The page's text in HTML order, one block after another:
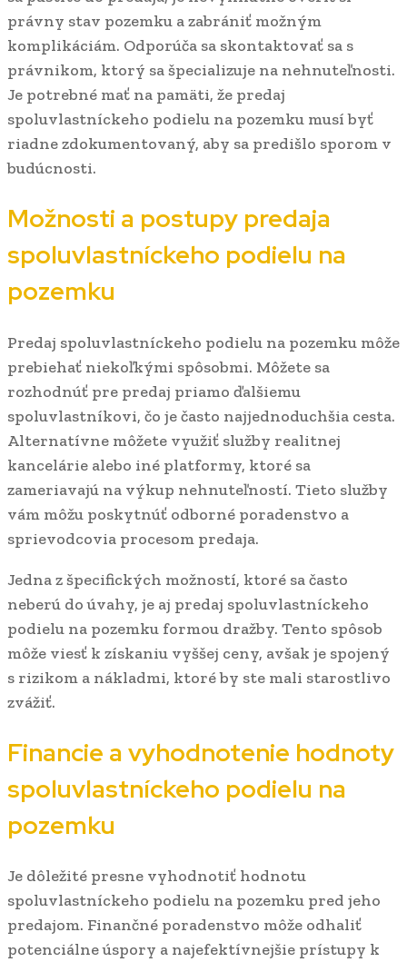
právny stav pozemku a zabrániť možným
komplikáciám. Odporúča sa skontaktovať sa s
právnikom, ktorý sa špecializuje na nehnuteľnosti.
Je potrebné mať na pamäti, že predaj
spoluvlastníckeho podielu na pozemku musí byť
riadne zdokumentovaný, aby sa predišlo sporom v
budúcnosti.
Možnosti a postupy predaja
spoluvlastníckeho podielu na
pozemku
Predaj spoluvlastníckeho podielu na pozemku môže
prebiehať niekoľkými spôsobmi. Môžete sa
rozhodnúť pre predaj priamo ďalšiemu
spoluvlastníkovi, čo je často najjednoduchšia cesta.
Alternatívne môžete využiť služby realitnej
kancelárie alebo iné platformy, ktoré sa
zameriavajú na výkup nehnuteľností. Tieto služby
vám môžu poskytnúť odborné poradenstvo a
sprievodcovia procesom predaja.
Jedna z špecifických možností, ktoré sa často
neberú do úvahy, je aj predaj spoluvlastníckeho
podielu na pozemku formou dražby. Tento spôsob
môže viesť k získaniu vyššej ceny, avšak je spojený
s rizikom a nákladmi, ktoré by ste mali starostlivo
zvážiť.
Financie a vyhodnotenie hodnoty
spoluvlastníckeho podielu na
pozemku
Je dôležité presne vyhodnotiť hodnotu
spoluvlastníckeho podielu na pozemku pred jeho
predajom. Finančné poradenstvo môže odhaliť
potenciálne úspory a najefektívnejšie prístupy k